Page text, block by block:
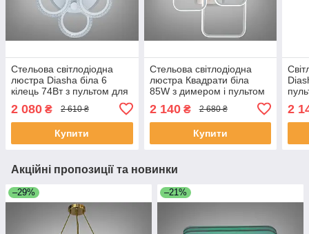
Стельова світлодіодна
люстра Diasha біла 6
кілець 74Вт з пультом для
LED 3color dimmer
2 080 ₴ 2 610 ₴
Купити
Стельова світлодіодна
люстра Квадрати біла
85W з димером і пультом
2525/4WH LED 3color
dimmer
2 140₴ 2 680 ₴
Купити
2
Акційні пропозиції та новинки
–29% –21%